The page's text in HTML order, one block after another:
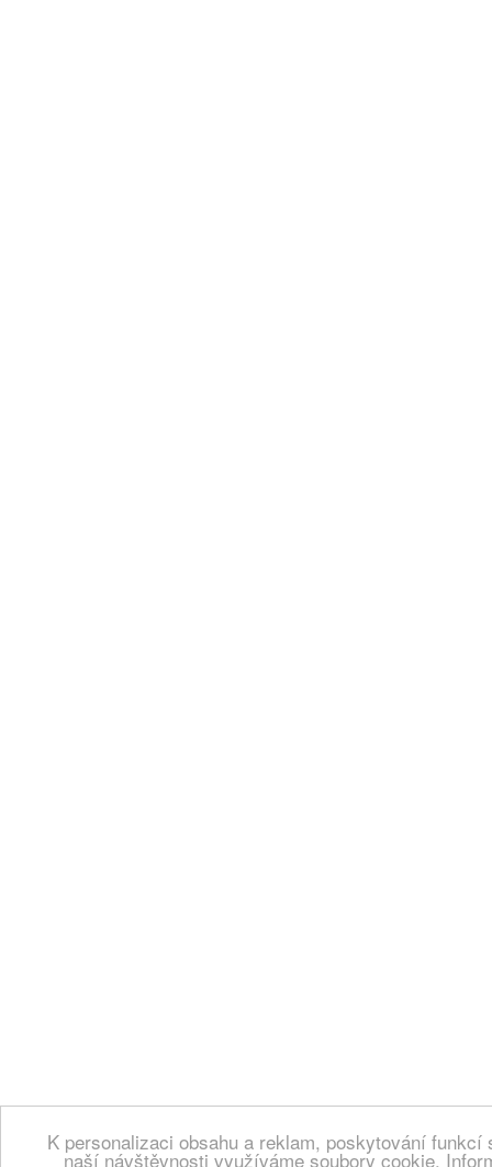
K personalizaci obsahu a reklam, poskytování
naší návštěvnosti využíváme soubory cookie.